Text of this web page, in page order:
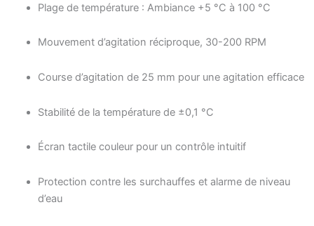
Plage de température : Ambiance +5 °C à 100 °C
Mouvement d’agitation réciproque, 30-200 RPM
Course d’agitation de 25 mm pour une agitation efficace
Stabilité de la température de ±0,1 °C
Écran tactile couleur pour un contrôle intuitif
Protection contre les surchauffes et alarme de niveau
d’eau